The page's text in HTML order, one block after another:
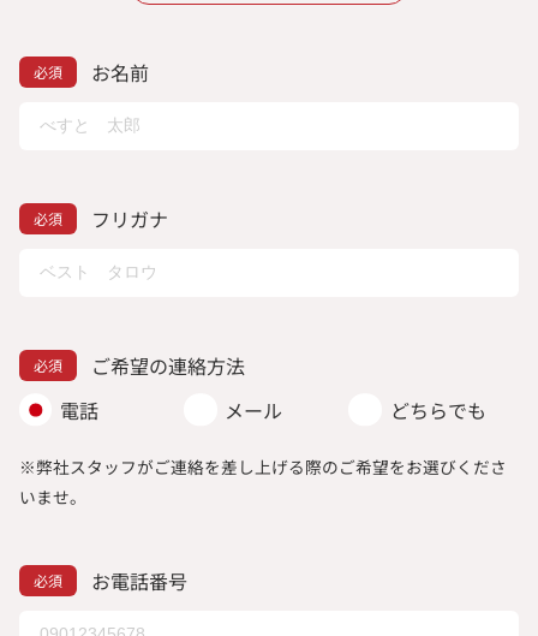
お名前
フリガナ
ご希望の連絡方法
電話
メール どちらでも
※弊社スタッフがご連絡を差し上げる際のご希望をお選びくださ
いませ。
お電話番号